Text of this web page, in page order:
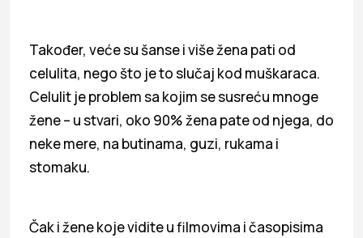
Također, veće su šanse i više žena pati od
celulita, nego što je to slučaj kod muškaraca.
Celulit je problem sa kojim se susreću mnoge
žene – u stvari, oko 90% žena pate od njega, do
neke mere, na butinama, guzi, rukama i
stomaku.
Čak i žene koje vidite u filmovima i časopisima